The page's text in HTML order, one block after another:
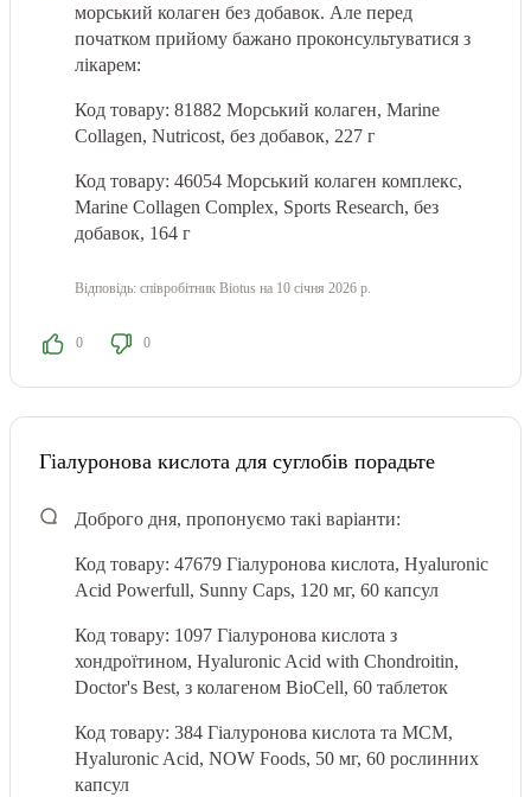
морський колаген без добавок. Але перед
початком прийому бажано проконсультуватися з
лікарем:
Код товару: 81882 Морський колаген, Marine
Collagen, Nutricost, без добавок, 227 г
Код товару: 46054 Морський колаген комплекс,
Marine Collagen Complex, Sports Research, без
добавок, 164 г
Відповідь: співробітник Biotus на 10 січня 2026 р.
0 0
Гіалуронова кислота для суглобів порадьте
Доброго дня, пропонуємо такі варіанти:
Код товару: 47679 Гіалуронова кислота, Hyaluronic
Acid Powerfull, Sunny Caps, 120 мг, 60 капсул
Код товару: 1097 Гіалуронова кислота з
хондроїтином, Hyaluronic Acid with Chondroitin,
Doctor's Best, з колагеном BioCell, 60 таблеток
Код товару: 384 Гіалуронова кислота та МСМ,
Hyaluronic Acid, NOW Foods, 50 мг, 60 рослинних
капсул